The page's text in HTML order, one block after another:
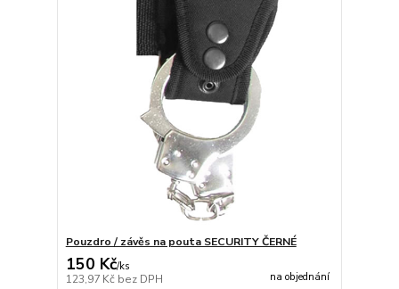
Pouzdro / závěs na pouta SECURITY ČERNÉ
150 Kč/ks
123,97 Kč bez DPH na objednání